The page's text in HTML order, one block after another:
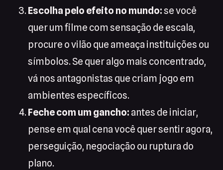
Escolha pelo efeito no mundo:se você
quer um filme com sensação de escala,
procure o vilão que ameaça instituições ou
símbolos. Se quer algo mais concentrado,
vá nos antagonistas que criam jogo em
ambientes específicos.
Feche com um gancho: antes de iniciar,
pense em qual cena você quer sentir agora,
perseguição, negociação ou ruptura do
plano.